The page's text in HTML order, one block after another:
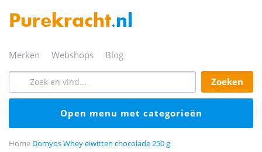
Purekracht.nl
merken webshops blog
zoeken
open menu met categorieën
Home Domyos Whey eiwitten chocolade 250 g